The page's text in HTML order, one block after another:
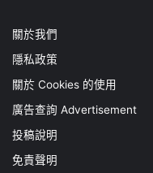
關於我們
隱私政策
關於 Cookies 的使用
廣告查詢 Advertisement
投稿說明
免責聲明